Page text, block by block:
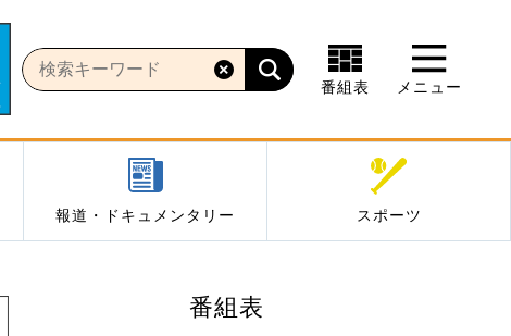
番組表 メニュー
報道・ドキュメンタリー スポーツ
番組表